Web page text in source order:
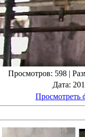
Просмотров: 598 |
Дата:
Просмотреть